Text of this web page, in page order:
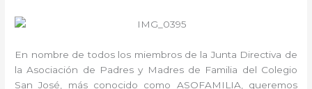
En nombre de todos los miembros de la Junta Directiva de
la Asociación de Padres y Madres de Familia del Colegio
San José, más conocido como ASOFAMILIA, queremos